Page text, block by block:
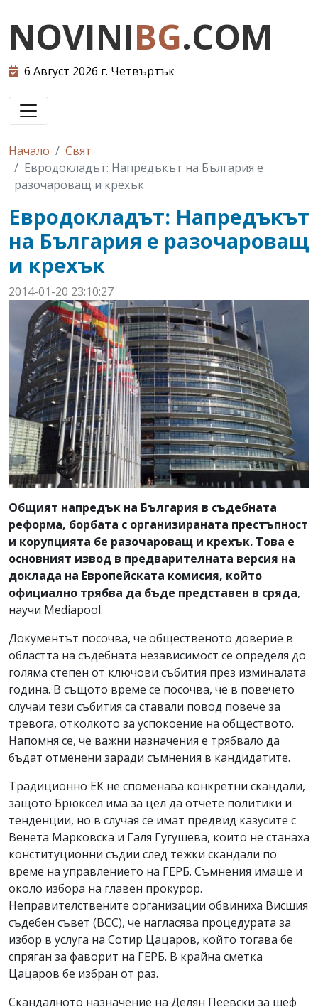
NOVINIBG.COM
6 Август 2026 г. Четвъртък
Начало
Свят
Евродокладът: Напредъкът на България е
разочароващ и крехък
Евродокладът: Напредъкът
на България е разочароващ
и крехък
2014-01-20 23:10:27
Общият напредък на България в съдебната
реформа, борбата с организираната престъпност
и корупцията бе разочароващ и крехък. Това е
основният извод в предварителната версия на
доклада на Европейската комисия, който
официално трябва да бъде представен в сряда,
научи Mediapool.
Документът посочва, че общественото доверие в
областта на съдебната независимост се определя до
голяма степен от ключови събития през изминалата
година. В същото време се посочва, че в повечето
случаи тези събития са ставали повод повече за
тревога, отколкото за успокоение на обществото.
Напомня се, че важни назначения е трябвало да
бъдат отменени заради съмнения в кандидатите.
Традиционно ЕК не споменава конкретни скандали,
защото Брюксел има за цел да отчете политики и
тенденции, но в случая се имат предвид казусите с
Венета Марковска и Галя Гугушева, които не станаха
конституционни съдии след тежки скандали по
време на управлението на ГЕРБ. Съмнения имаше и
около избора на главен прокурор.
Неправителствените организации обвиниха Висшия
съдебен съвет (ВСС), че нагласява процедурата за
избор в услуга на Сотир Цацаров, който тогава бе
спряган за фаворит на ГЕРБ. В крайна сметка
Цацаров бе избран от раз.
Скандалното назначение на Делян Пеевски за шеф